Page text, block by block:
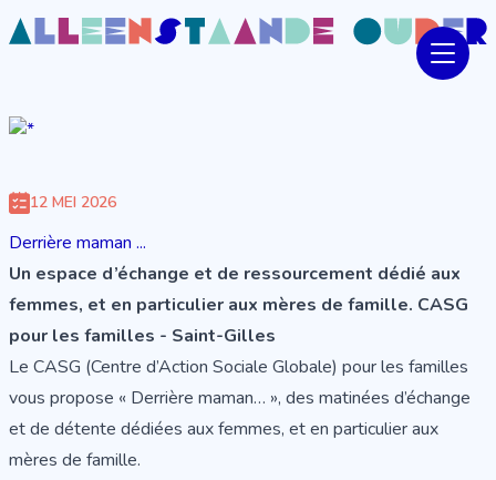
12 MEI 2026
Derrière maman ...
Un espace d’échange et de ressourcement dédié aux
femmes, et en particulier aux mères de famille. CASG
pour les familles - Saint-Gilles
Le CASG (Centre d’Action Sociale Globale) pour les familles
vous propose « Derrière maman… », des matinées d’échange
et de détente dédiées aux femmes, et en particulier aux
mères de famille.